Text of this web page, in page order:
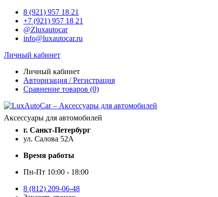
8 (921) 957 18 21
+7 (921) 957 18 21
@Zluxautocar
info@luxautocar.ru
Личный кабинет
Личный кабинет
Авторизация / Регистрация
Сравнение товаров (0)
Аксессуары для автомобилей
г. Санкт-Петербург
ул. Салова 52А
Время работы
Пн-Пт 10:00 - 18:00
8 (812) 209-06-48